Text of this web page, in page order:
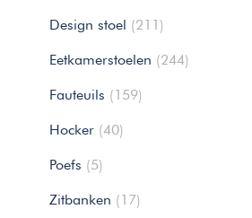
Design stoel (211)
Eetkamerstoelen (244)
Fauteuils (159)
Hocker (40)
Poefs (5)
Zitbanken (17)